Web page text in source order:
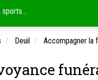
Deuil Accompagner la